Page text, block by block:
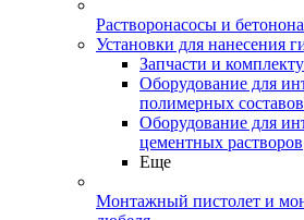
Растворонасосы и
Установки для нанесения
Запчасти и
Оборудование для
полимерных
Оборудование для
цементных растворов
Еще
Монтажный пистолет и